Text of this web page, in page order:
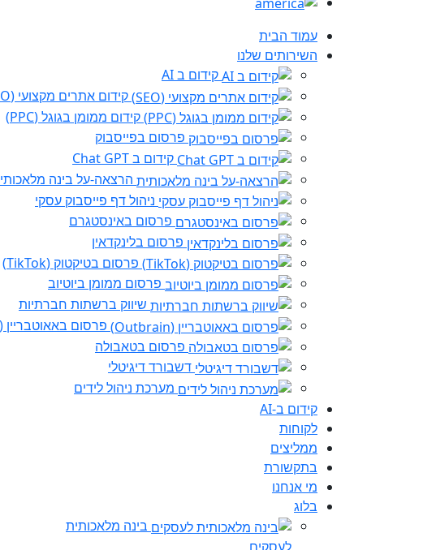
עמוד הבית
השירותים שלנו
קידום ב AI
קידום אתרים מקצועי (SEO)
קידום ממומן בגוגל (PPC)
פרסום בפייסבוק
קידום ב Chat GPT
הרצאה-על בינה
ניהול דף פייסבוק עסקי
פרסום באינסטגרם
פרסום בלינקדאין
פרסום בטיקטוק (TikTok)
פרסום ממומן ביוטיוב
שיווק ברשתות חברתיות
פרסום באאוטבריין (Outbrain)
פרסום בטאבולה
דשבורד דיגיטלי
מערכת ניהול לידים
קידום ב-AI
לקוחות
ממליצים
בתקשורת
מי אנחנו
בלוג
בינה מלאכותית
לעסקים